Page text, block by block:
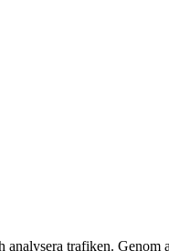
analysera trafiken.